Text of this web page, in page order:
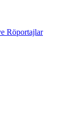
Röportajlar